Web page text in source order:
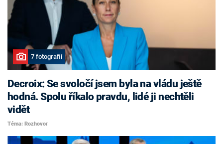
7 fotografií
Decroix: Se svoločí jsem byla na vládu ještě
hodná. Spolu říkalo pravdu, lidé ji nechtěli
vidět
Téma: Rozhovor